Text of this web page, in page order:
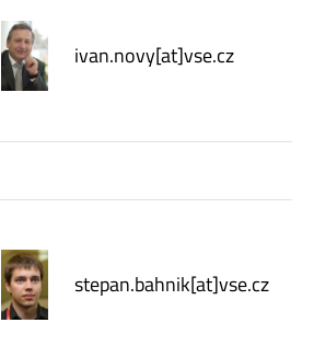
ivan.novy[at]vse.cz
stepan.bahnik[at]vse.cz